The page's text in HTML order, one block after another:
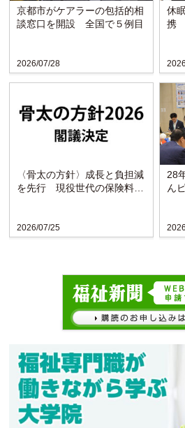
2026/07/28
京都市がケアラーの包括的相
談窓口を開設 全国で５例目
休
携
2026/07/25
〈骨太の方針〉成長と負担減
を先行 現役世代の保険料引
28
ん